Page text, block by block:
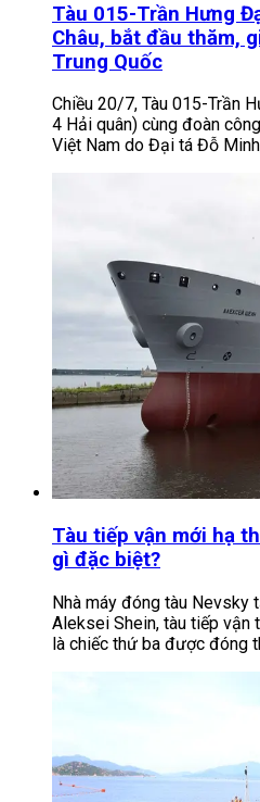
Tàu 015-Trần Hưng
Châu, bắt đầu thăm,
Trung Quốc
Chiều 20/7, Tàu 015-Trần
4 Hải quân) cùng đoàn
Việt Nam do Đại tá Đỗ
Tàu tiếp vận mới hạ
gì đặc biệt?
Nhà máy đóng tàu
Aleksei Shein, tàu tiếp vận
là chiếc thứ ba được đóng